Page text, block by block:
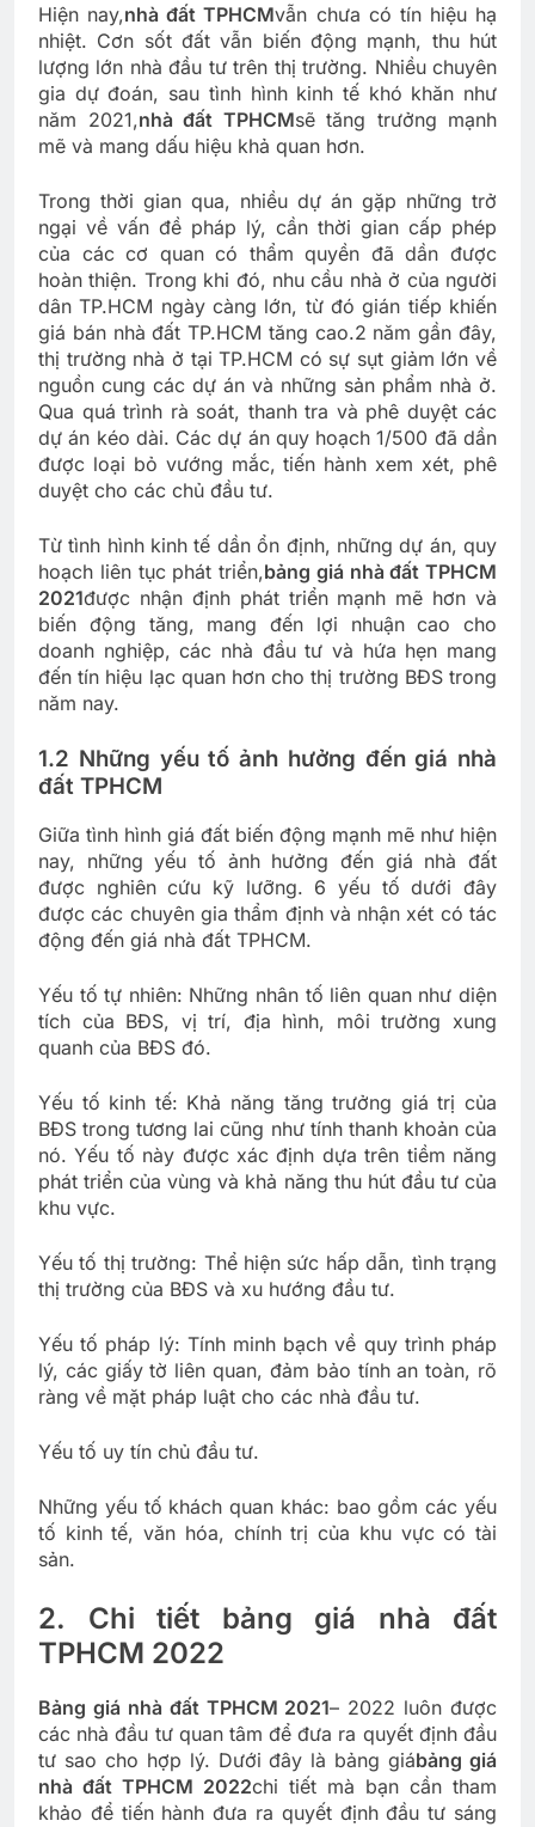
Hiện nay,nhà đất TPHCMvẫn chưa có tín hiệu hạ
nhiệt. Cơn sốt đất vẫn biến động mạnh, thu hút
lượng lớn nhà đầu tư trên thị trường. Nhiều chuyên
gia dự đoán, sau tình hình kinh tế khó khăn như
năm 2021,nhà đất TPHCMsẽ tăng trưởng mạnh
mẽ và mang dấu hiệu khả quan hơn.
Trong thời gian qua, nhiều dự án gặp những trở
ngại về vấn đề pháp lý, cần thời gian cấp phép
của các cơ quan có thẩm quyền đã dần được
hoàn thiện. Trong khi đó, nhu cầu nhà ở của người
dân TP.HCM ngày càng lớn, từ đó gián tiếp khiến
giá bán nhà đất TP.HCM tăng cao.2 năm gần đây,
thị trường nhà ở tại TP.HCM có sự sụt giảm lớn về
nguồn cung các dự án và những sản phẩm nhà ở.
Qua quá trình rà soát, thanh tra và phê duyệt các
dự án kéo dài. Các dự án quy hoạch 1/500 đã dần
được loại bỏ vướng mắc, tiến hành xem xét, phê
duyệt cho các chủ đầu tư.
Từ tình hình kinh tế dần ổn định, những dự án, quy
hoạch liên tục phát triển,bảng giá nhà đất TPHCM
2021được nhận định phát triển mạnh mẽ hơn và
biến động tăng, mang đến lợi nhuận cao cho
doanh nghiệp, các nhà đầu tư và hứa hẹn mang
đến tín hiệu lạc quan hơn cho thị trường BĐS trong
năm nay.
1.2 Những yếu tố ảnh hưởng đến giá nhà
đất TPHCM
Giữa tình hình giá đất biến động mạnh mẽ như hiện
nay, những yếu tố ảnh hưởng đến giá nhà đất
được nghiên cứu kỹ lưỡng. 6 yếu tố dưới đây
được các chuyên gia thẩm định và nhận xét có tác
động đến giá nhà đất TPHCM.
Yếu tố tự nhiên: Những nhân tố liên quan như diện
tích của BĐS, vị trí, địa hình, môi trường xung
quanh của BĐS đó.
Yếu tố kinh tế: Khả năng tăng trưởng giá trị của
BĐS trong tương lai cũng như tính thanh khoản của
nó. Yếu tố này được xác định dựa trên tiềm năng
phát triển của vùng và khả năng thu hút đầu tư của
khu vực.
Yếu tố thị trường: Thể hiện sức hấp dẫn, tình trạng
thị trường của BĐS và xu hướng đầu tư.
Yếu tố pháp lý: Tính minh bạch về quy trình pháp
lý, các giấy tờ liên quan, đảm bảo tính an toàn, rõ
ràng về mặt pháp luật cho các nhà đầu tư.
Yếu tố uy tín chủ đầu tư.
Những yếu tố khách quan khác: bao gồm các yếu
tố kinh tế, văn hóa, chính trị của khu vực có tài
sản.
2. Chi tiết bảng giá nhà đất
TPHCM 2022
Bảng giá nhà đất TPHCM 2021– 2022 luôn được
các nhà đầu tư quan tâm để đưa ra quyết định đầu
tư sao cho hợp lý. Dưới đây là bảng giábảng giá
nhà đất TPHCM 2022chi tiết mà bạn cần tham
khảo để tiến hành đưa ra quyết định đầu tư sáng